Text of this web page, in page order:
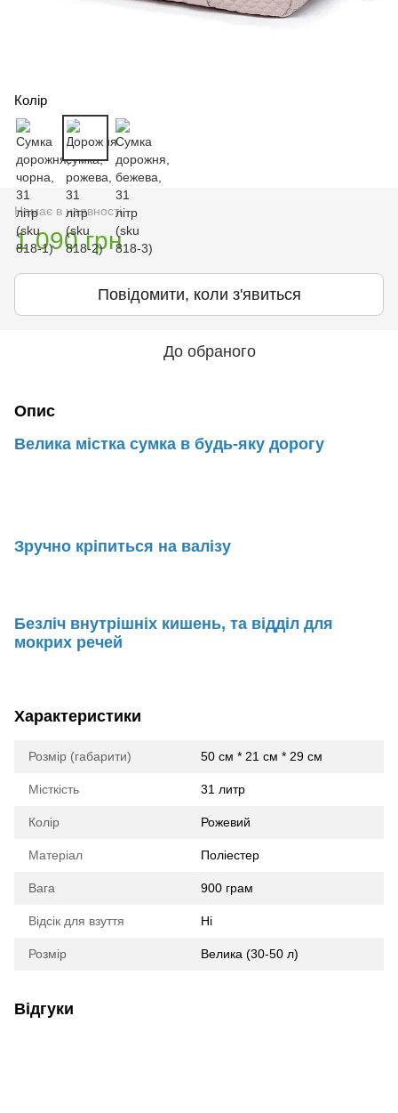
Колір
Немає в наявності
1 090 грн
Повідомити, коли з'явиться
До обраного
Опис
Велика містка сумка в будь-яку дорогу
Зручно кріпиться на валізу
Безліч внутрішніх кишень, та відділ для
мокрих речей
Характеристики
Розмір (габарити) 50 см * 21 см * 29 см
Місткість 31 литр
Колір Рожевий
Матеріал Поліестер
Вага 900 грам
Відсік для взуття Ні
Розмір Велика (30-50 л)
Відгуки